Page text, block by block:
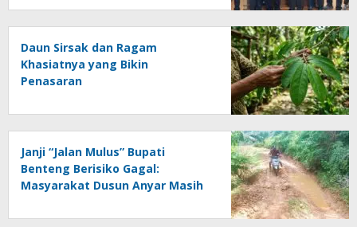
Daun Sirsak dan Ragam
Khasiatnya yang Bikin
Penasaran
Janji “Jalan Mulus” Bupati
Benteng Berisiko Gagal:
Masyarakat Dusun Anyar Masih
Genangan